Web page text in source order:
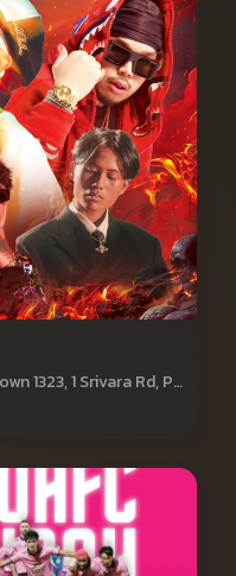
Phlabphla, Wang Thonglang, Bangkok